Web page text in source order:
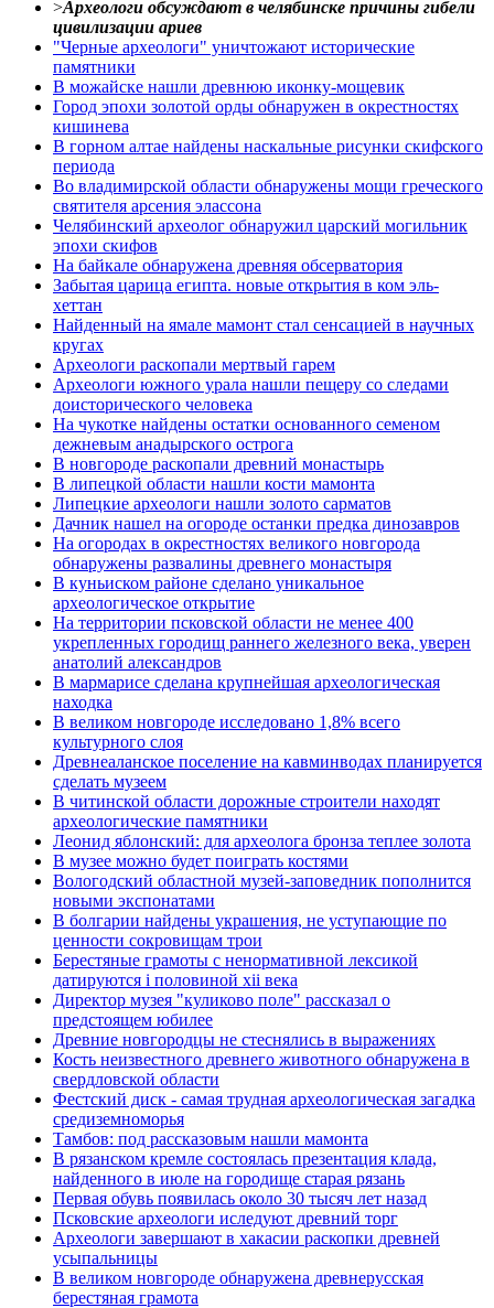
>Археологи обсуждают в челябинске причины гибели
цивилизации ариев
"Черные археологи" уничтожают исторические
памятники
В можайске нашли древнюю иконку-мощевик
Город эпохи золотой орды обнаружен в окрестностях
кишинева
В горном алтае найдены наскальные рисунки скифского
периода
Во владимирской области обнаружены мощи греческого
святителя арсения элассона
Челябинский археолог обнаружил царский могильник
эпохи скифов
На байкале обнаружена древняя обсерватория
Забытая царица египта. новые открытия в ком эль-
хеттан
Найденный на ямале мамонт стал сенсацией в научных
кругах
Археологи раскопали мертвый гарем
Археологи южного урала нашли пещеру со следами
доисторического человека
На чукотке найдены остатки основанного семеном
дежневым анадырского острога
В новгороде раскопали древний монастырь
В липецкой области нашли кости мамонта
Липецкие археологи нашли золото сарматов
Дачник нашел на огороде останки предка динозавров
На огородах в окрестностях великого новгорода
обнаружены развалины древнего монастыря
В куньиском районе сделано уникальное
археологическое открытие
На территории псковской области не менее 400
укрепленных городищ раннего железного века, уверен
анатолий александров
В мармарисе сделана крупнейшая археологическая
находка
В великом новгороде исследовано 1,8% всего
культурного слоя
Древнеаланское поселение на кавминводах планируется
сделать музеем
В читинской области дорожные строители находят
археологические памятники
Леонид яблонский: для археолога бронза теплее золота
В музее можно будет поиграть костями
Вологодский областной музей-заповедник пополнится
новыми экспонатами
В болгарии найдены украшения, не уступающие по
ценности сокровищам трои
Берестяные грамоты с ненормативной лексикой
датируются i половиной xii века
Директор музея "куликово поле" рассказал о
предстоящем юбилее
Древние новгородцы не стеснялись в выражениях
Кость неизвестного древнего животного обнаружена в
свердловской области
Фестский диск - самая трудная археологическая загадка
средиземноморья
Тамбов: под рассказовым нашли мамонта
В рязанском кремле состоялась презентация клада,
найденного в июле на городище старая рязань
Первая обувь появилась около 30 тысяч лет назад
Псковские археологи иследуют древний торг
Археологи завершают в хакасии раскопки древней
усыпальницы
В великом новгороде обнаружена древнерусская
берестяная грамота